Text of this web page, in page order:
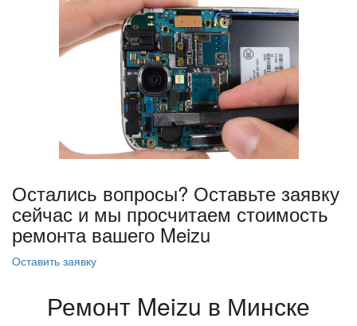
Остались вопросы? Оставьте заявку
сейчас и мы просчитаем стоимость
ремонта вашего Meizu
Оставить заявку
Ремонт Meizu в Минске